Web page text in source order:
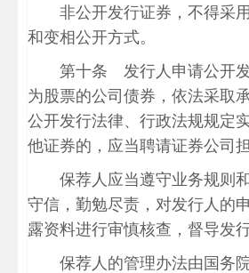
非公开发行证券，不得采
和变相公开方式。
第十条 发行人申请公开
为股票的公司债券，依法采取
公开发行法律、行政法规规定
他证券的，应当聘请证券公司
保荐人应当遵守业务规则
守信，勤勉尽责，对发行人的
露资料进行审慎核查，督导发
保荐人的管理办法由国务